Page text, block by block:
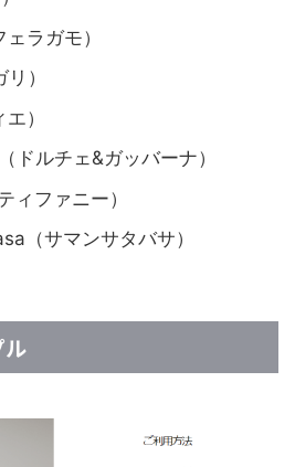
ラガモ）
）
）
ドルチェ&ガッバーナ）
ィファニー）
（サマンサタバサ）
ル